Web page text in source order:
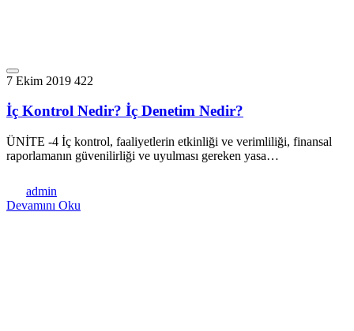
7 Ekim 2019 422
İç Kontrol Nedir? İç Denetim Nedir?
ÜNİTE -4 İç kontrol, faaliyetlerin etkinliği ve verimliliği, finansal
raporlamanın güvenilirliği ve uyulması gereken yasa…
admin
Devamını Oku